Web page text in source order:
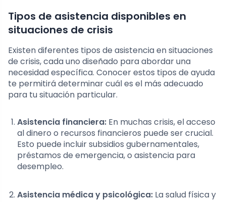
Tipos de asistencia disponibles en
situaciones de crisis
Existen diferentes tipos de asistencia en situaciones
de crisis, cada uno diseñado para abordar una
necesidad específica. Conocer estos tipos de ayuda
te permitirá determinar cuál es el más adecuado
para tu situación particular.
Asistencia financiera: En muchas crisis, el acceso
al dinero o recursos financieros puede ser crucial.
Esto puede incluir subsidios gubernamentales,
préstamos de emergencia, o asistencia para
desempleo.
Asistencia médica y psicológica: La salud física y